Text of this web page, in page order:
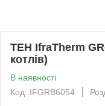
ТЕН IfraTherm
котлів)
В наявності
Код: IFGRB6054